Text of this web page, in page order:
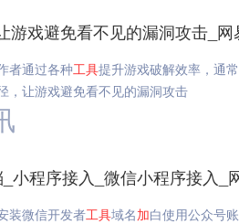
游戏避免看不见的漏洞攻击_网
者通过各种工具提升游戏破解效率，通
，让游戏避免看不见的漏洞攻击
小程序接入_微信小程序接入_
装微信开发者工具域名加白使用公众号